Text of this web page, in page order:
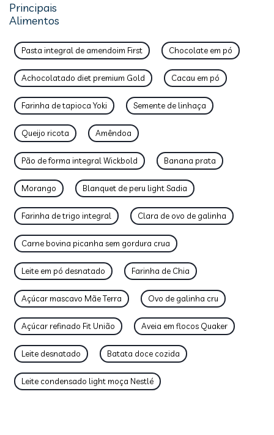
Principais
Alimentos
Pasta integral de amendoim First Chocolate em pó
Achocolatado diet premium Gold Cacau em pó
Farinha de tapioca Yoki Semente de linhaça
Queijo ricota Amêndoa
Pão de forma integral Wickbold Banana prata
Morango Blanquet de peru light Sadia
Farinha de trigo integral Clara de ovo de galinha
Carne bovina picanha sem gordura crua
Leite em pó desnatado Farinha de Chia
Açúcar mascavo Mãe Terra Ovo de galinha cru
Açúcar refinado Fit União Aveia em flocos Quaker
Leite desnatado Batata doce cozida
Leite condensado light moça Nestlé